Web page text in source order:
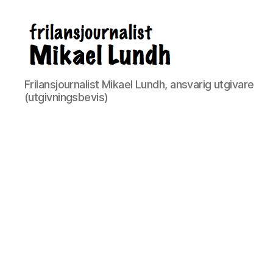
ready24seven.se
Frilansjournalist Mikael Lundh, ansvarig utgivare
(utgivningsbevis)